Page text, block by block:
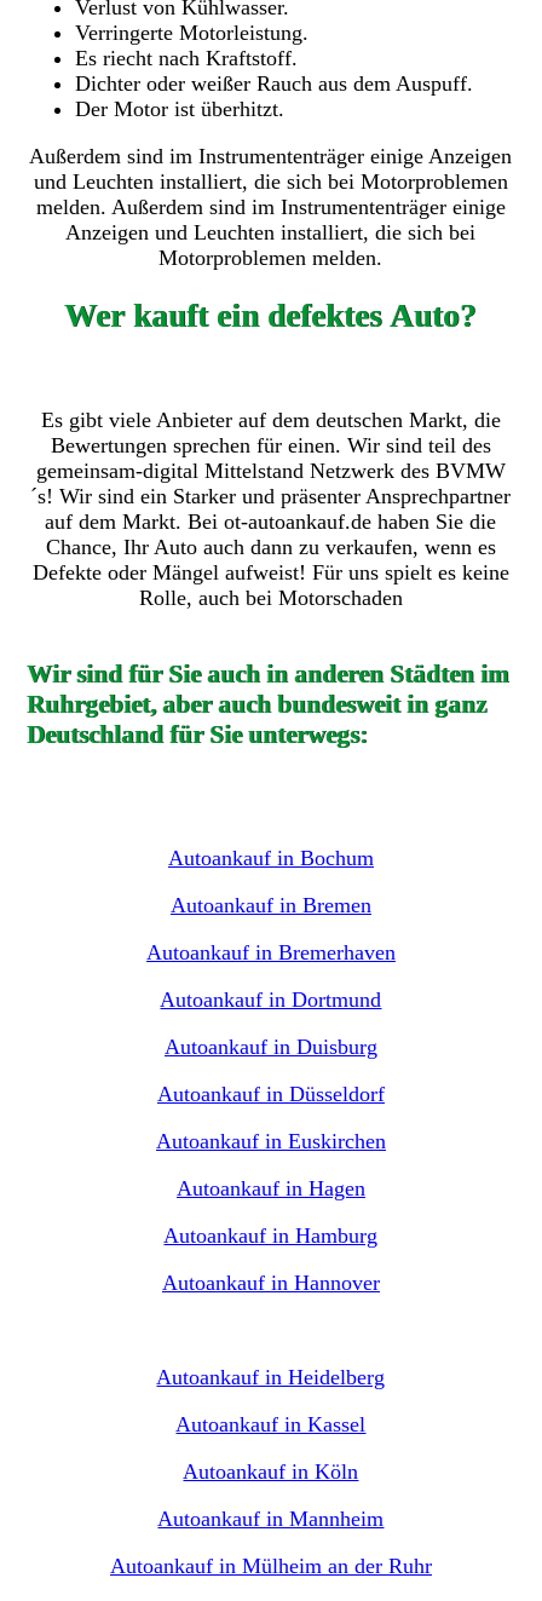
Verlust von Kühlwasser.
Verringerte Motorleistung.
Es riecht nach Kraftstoff.
Dichter oder weißer Rauch aus dem Auspuff.
Der Motor ist überhitzt.
Außerdem sind im Instrumententräger einige Anzeigen
und Leuchten installiert, die sich bei Motorproblemen
melden. Außerdem sind im Instrumententräger einige
Anzeigen und Leuchten installiert, die sich bei
Motorproblemen melden.
Wer kauft ein defektes Auto?
Es gibt viele Anbieter auf dem deutschen Markt, die
Bewertungen sprechen für einen. Wir sind teil des
gemeinsam-digital Mittelstand Netzwerk des BVMW
´s! Wir sind ein Starker und präsenter Ansprechpartner
auf dem Markt. Bei ot-autoankauf.de haben Sie die
Chance, Ihr Auto auch dann zu verkaufen, wenn es
Defekte oder Mängel aufweist! Für uns spielt es keine
Rolle, auch bei Motorschaden
Wir sind für Sie auch in anderen Städten im
Ruhrgebiet, aber auch bundesweit in ganz
Deutschland für Sie unterwegs:
Autoankauf in Bochum
Autoankauf in Bremen
Autoankauf in Bremerhaven
Autoankauf in Dortmund
Autoankauf in Duisburg
Autoankauf in Düsseldorf
Autoankauf in Euskirchen
Autoankauf in Hagen
Autoankauf in Hamburg
Autoankauf in Hannover
Autoankauf in Heidelberg
Autoankauf in Kassel
Autoankauf in Köln
Autoankauf in Mannheim
Autoankauf in Mülheim an der Ruhr